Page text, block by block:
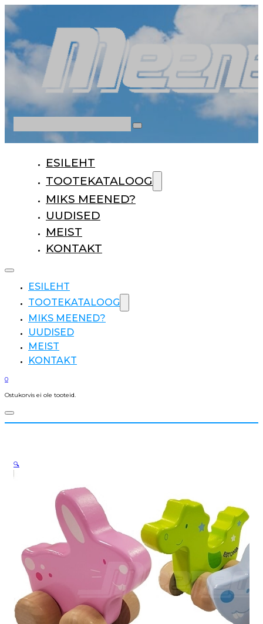
ESILEHT
TOOTEKATALOOG
MIKS MEENED?
UUDISED
MEIST
KONTAKT
ESILEHT
TOOTEKATALOOG
MIKS MEENED?
UUDISED
MEIST
KONTAKT
0
Ostukorvis ei ole tooteid.
🔍